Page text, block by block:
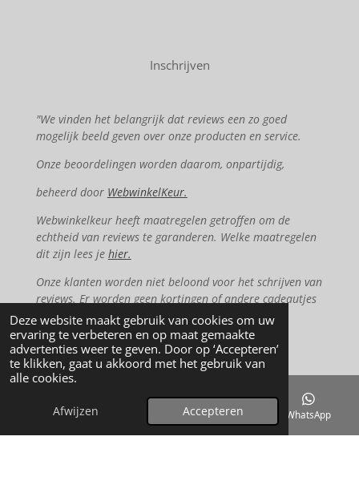
Deze website maakt gebruik van cookies om uw
ervaring te verbeteren en op maat gemaakte
advertenties weer te geven. Door op ‘Accepteren’
te klikken, gaat u akkoord met het gebruik van
alle cookies.
Afwijzen Accepteren
Inschrijven
"We vinden het belangrijk dat reviews een zo goed
mogelijk beeld geven over onze producten en service.
Onze beoordelingen worden daarom, onpartijdig,
beheerd door WebwinkelKeur.
Webwinkelkeur heeft maatregelen getroffen om de
echtheid van reviews te garanderen. Welke maatregelen
dit zijn lees je hier.
Onze klanten worden niet beloond voor het schrijven van
reviews. Er worden geen kortingen of andere cadeautjes
gegeven."
F
c
e
b
s
t
a
s
k
T
o
E-mailadres Instagram WhatsApp